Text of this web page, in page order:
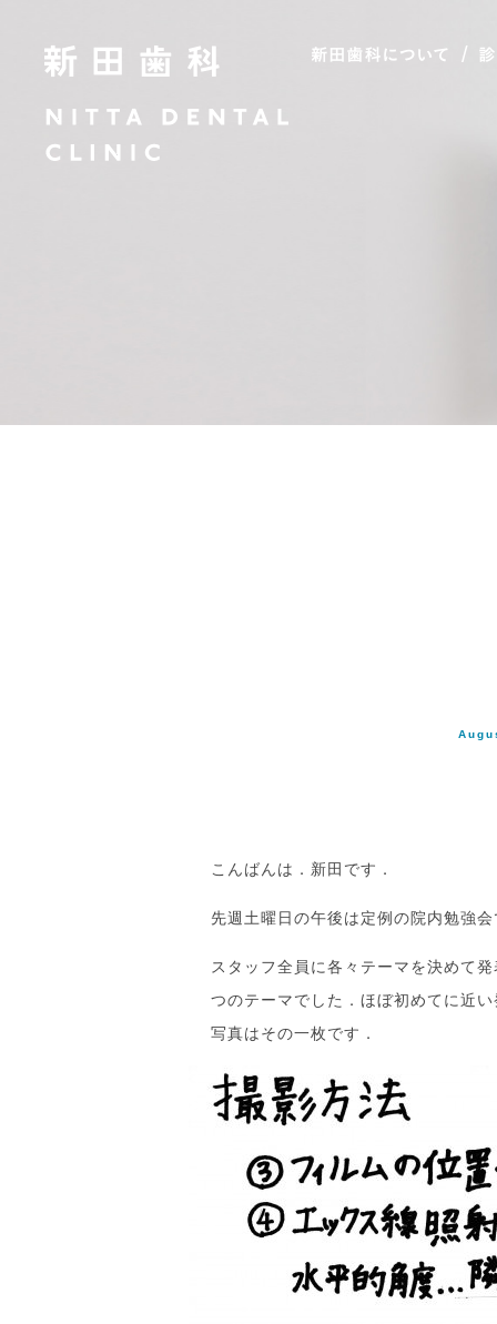
こんばんは．新田です．
先週土曜日の午後は定例の院内勉強
スタッフ全員に各々テーマを決めて
つのテーマでした．ほぼ初めてに近
写真はその一枚です．